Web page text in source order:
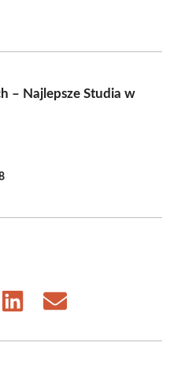
– Najlepsze Studia w
Share
Share